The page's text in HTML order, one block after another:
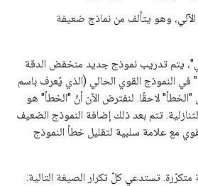
وهو يتألف من نماذج ضعيفة
يتم تدريب نموذج جديد منخفض الدقة
النموذج القوي الحالي (الذي يُعرف باسم
لاحقًا. لنفترض الآن أنّ "الخطأ" هو
تتم بعد ذلك إضافة النموذج الضعيف
مع علامة سلبية لتقليل خطأ النموذج
متكرّرة. تستدعي كلّ تكرار الصيغة التالية: